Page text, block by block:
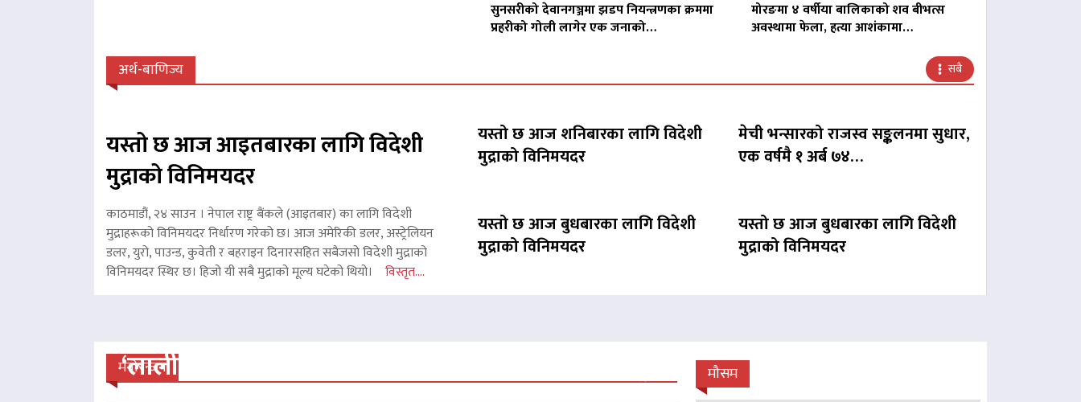
सुनसरीको देवानगञ्जमा झडप नियन्त्रणका क्रममा
प्रहरीको गोली लागेर एक जनाको…
मोरङमा ४ वर्षीया बालिकाको शव बीभत्स
अवस्थामा फेला, हत्या आशंकामा…
अर्थ-बाणिज्य सबै
यस्तो छ आज आइतबारका लागि विदेशी
मुद्राको विनिमयदर
काठमाडौं, २४ साउन । नेपाल राष्ट्र बैंकले (आइतबार) का लागि विदेशी
मुद्राहरूको विनिमयदर निर्धारण गरेको छ। आज अमेरिकी डलर, अस्ट्रेलियन
डलर, युरो, पाउन्ड, कुवेती र बहराइन दिनारसहित सबैजसो विदेशी मुद्राको
विनिमयदर स्थिर छ। हिजो यी सबै मुद्राको मूल्य घटेको थियो। विस्तृत....
यस्तो छ आज शनिबारका लागि विदेशी
मुद्राको विनिमयदर
मेची भन्सारको राजस्व सङ्कलनमा सुधार,
एक वर्षमै १ अर्ब ७४…
यस्तो छ आज बुधबारका लागि विदेशी
मुद्राको विनिमयदर
यस्तो छ आज बुधबारका लागि विदेशी
मुद्राको विनिमयदर
मनोरन्जन
‘लालीबजार’को सफल यात्रा जारी, प्रदर्शनको ५१औँ दिन पूरा मौसम